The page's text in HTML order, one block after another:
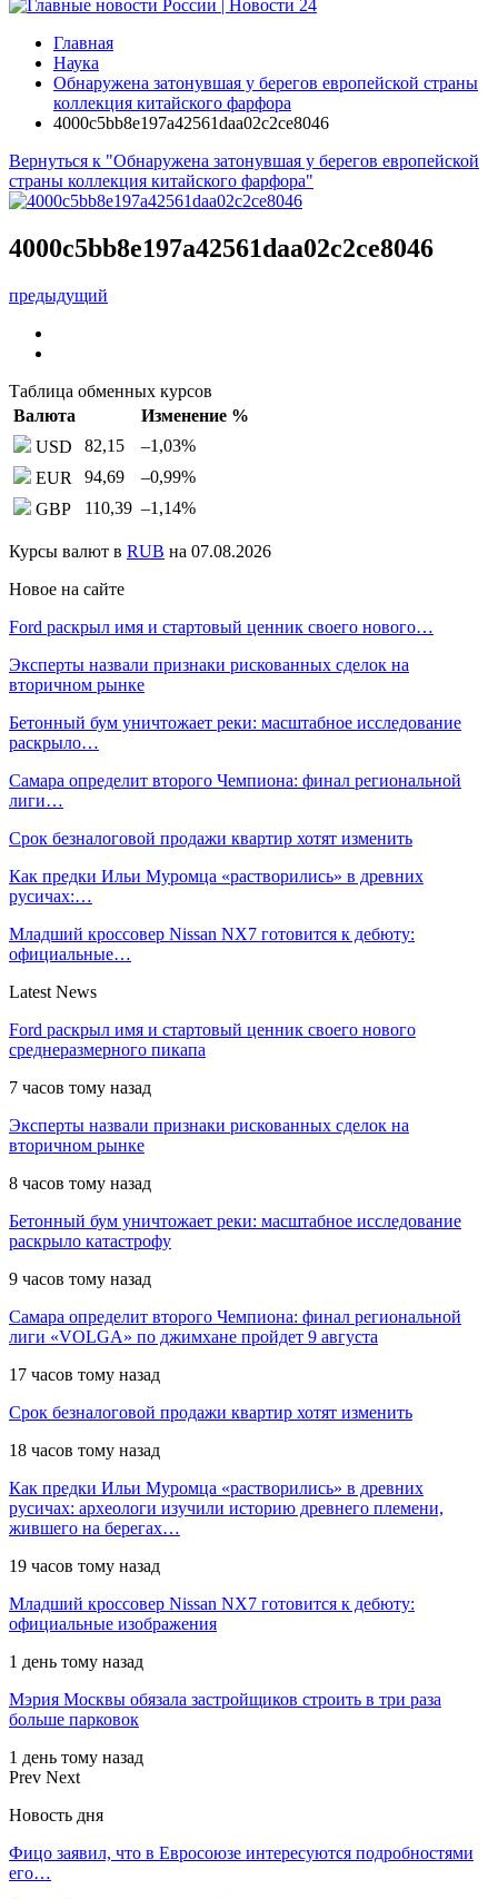
Главная
Наука
Обнаружена затонувшая у берегов европейской страны
коллекция китайского фарфора
4000c5bb8e197a42561daa02c2ce8046
Вернуться к "Обнаружена затонувшая у берегов европейской
страны коллекция китайского фарфора"
4000c5bb8e197a42561daa02c2ce8046
предыдущий
Таблица обменных курсов
Валюта
Изменение %
USD
82,15 –1,03%
EUR
94,69 –0,99%
GBP
110,39 –1,14%
Курсы валют в RUB на 07.08.2026
Новое на сайте
Ford раскрыл имя и стартовый ценник своего нового…
Эксперты назвали признаки рискованных сделок на
вторичном рынке
Бетонный бум уничтожает реки: масштабное исследование
раскрыло…
Самара определит второго Чемпиона: финал региональной
лиги…
Срок безналоговой продажи квартир хотят изменить
Как предки Ильи Муромца «растворились» в древних
русичах:…
Младший кроссовер Nissan NX7 готовится к дебюту:
официальные…
Latest News
Ford раскрыл имя и стартовый ценник своего нового
среднеразмерного пикапа
7 часов тому назад
Эксперты назвали признаки рискованных сделок на
вторичном рынке
8 часов тому назад
Бетонный бум уничтожает реки: масштабное исследование
раскрыло катастрофу
9 часов тому назад
Самара определит второго Чемпиона: финал региональной
лиги «VOLGA» по джимхане пройдет 9 августа
17 часов тому назад
Срок безналоговой продажи квартир хотят изменить
18 часов тому назад
Как предки Ильи Муромца «растворились» в древних
русичах: археологи изучили историю древнего племени,
жившего на берегах…
19 часов тому назад
Младший кроссовер Nissan NX7 готовится к дебюту:
официальные изображения
1 день тому назад
Мэрия Москвы обязала застройщиков строить в три раза
больше парковок
1 день тому назад
Prev Next
Новость дня
Фицо заявил, что в Евросоюзе интересуются подробностями
его…